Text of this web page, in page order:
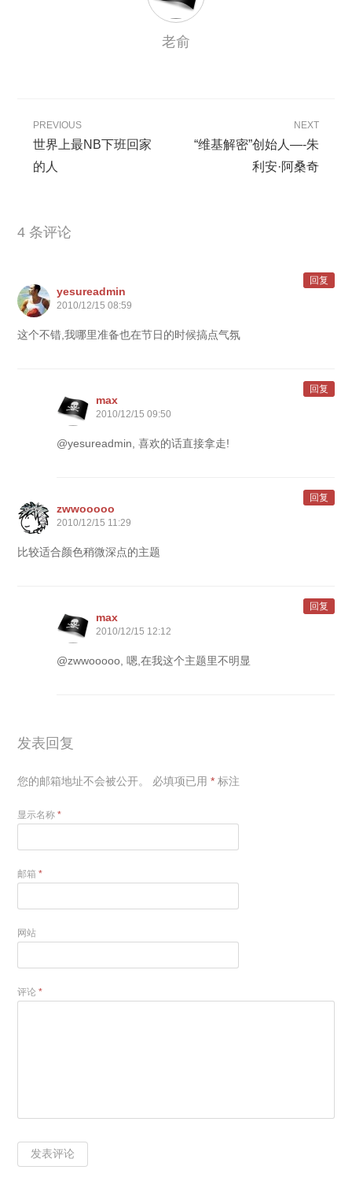
老俞
PREVIOUS
世界上最NB下班回家
的人
NEXT
“维基解密”创始人—-朱
利安·阿桑奇
4 条评论
yesureadmin
2010/12/15 08:59
这个不错,我哪里准备也在节日的时候搞点气氛
回复
max
2010/12/15 09:50
@yesureadmin, 喜欢的话直接拿走!
回复
zwwooooo
2010/12/15 11:29
比较适合颜色稍微深点的主题
回复
max
2010/12/15 12:12
@zwwooooo, 嗯,在我这个主题里不明显
回复
发表回复
您的邮箱地址不会被公开。 必填项已用* 标注
显示名称*
邮箱*
网站
评论*